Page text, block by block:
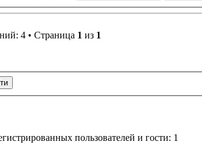
4 • Страница 1 из 1
пользователей и гости: 1